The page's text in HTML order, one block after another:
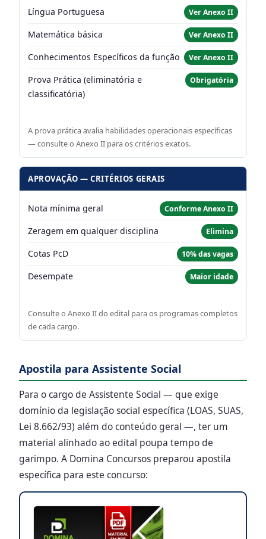
Língua Portuguesa Ver Anexo II
Matemática básica Ver Anexo II
Conhecimentos Específicos da função Ver Anexo II
Prova Prática (eliminatória e
classificatória)
Obrigatória
A prova prática avalia habilidades operacionais específicas
— consulte o Anexo II para os critérios exatos.
APROVAÇÃO — CRITÉRIOS GERAIS
Nota mínima geral Conforme Anexo II
Zeragem em qualquer disciplina Elimina
Cotas PcD 10% das vagas
Desempate Maior idade
Consulte o Anexo II do edital para os programas completos
de cada cargo.
Apostila para Assistente Social
Para o cargo de Assistente Social — que exige
domínio da legislação social específica (LOAS, SUAS,
Lei 8.662/93) além do conteúdo geral —, ter um
material alinhado ao edital poupa tempo de
garimpo. A Domina Concursos preparou apostila
específica para este concurso: